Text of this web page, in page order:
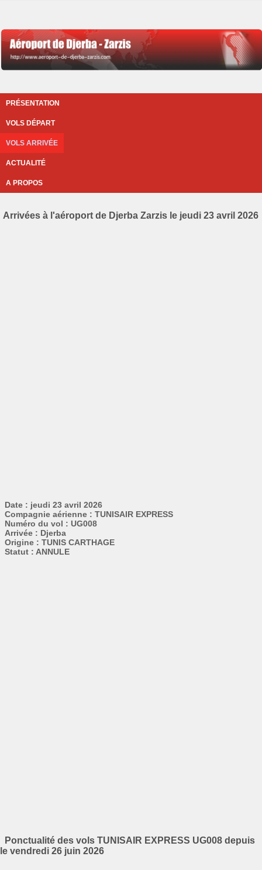
PRÉSENTATION
VOLS DÉPART
VOLS ARRIVÉE
ACTUALITÉ
A PROPOS
Arrivées à l'aéroport de Djerba Zarzis le jeudi 23 avril 2026
Date : jeudi 23 avril 2026
Compagnie aérienne : TUNISAIR EXPRESS
Numéro du vol : UG008
Arrivée : Djerba
Origine : TUNIS CARTHAGE
Statut : ANNULE
Ponctualité des vols TUNISAIR EXPRESS UG008 depuis
le vendredi 26 juin 2026